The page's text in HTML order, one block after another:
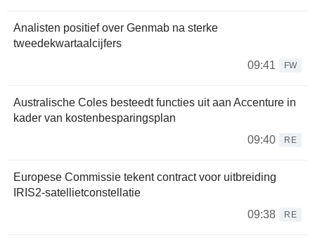
Analisten positief over Genmab na sterke
tweedekwartaalcijfers
09:41
FW
Australische Coles besteedt functies uit aan Accenture in
kader van kostenbesparingsplan
09:40
RE
Europese Commissie tekent contract voor uitbreiding
IRIS2-satellietconstellatie
09:38
RE